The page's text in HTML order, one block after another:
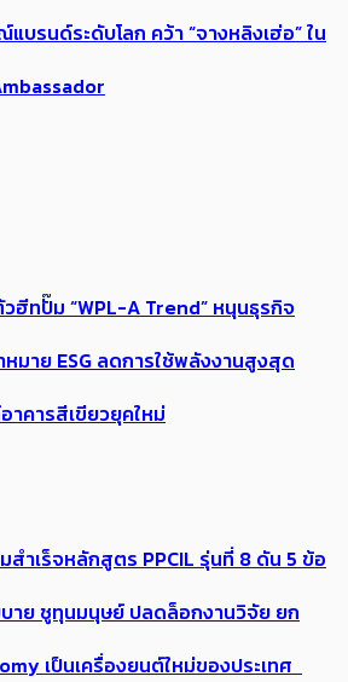
บรนด์ระดับโลก คว้า “จางหลิงเฮ่อ” ใน
ฮีทปั๊ม “WPL-A Trend” หนุนธุรกิจ
หมาย ESG ลดการใช้พลังงานสูงสุด
าคารสีเขียวยุคใหม่
สำเร็จหลักสูตร PPCIL รุ่นที่ 8 ดัน 5 ข้อ
บาย ชูทุนมนุษย์ ปลดล็อกงานวิจัย ยก
เป็นเครื่องยนต์ใหม่ของประเทศ